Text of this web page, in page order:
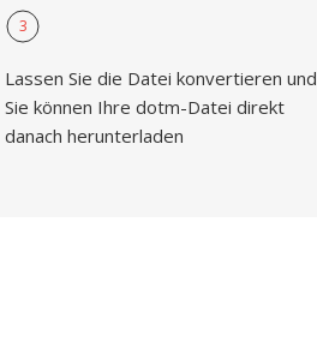
3
Lassen Sie die Datei konvertieren und
Sie können Ihre dotm-Datei direkt
danach herunterladen